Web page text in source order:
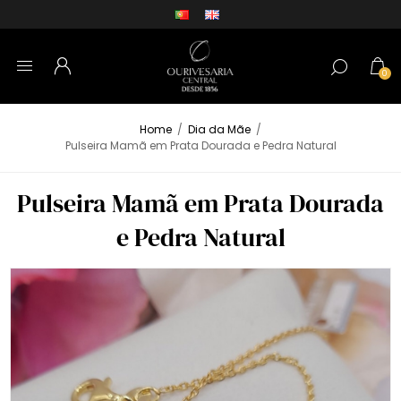
0
Home / Dia da Mãe /
Pulseira Mamã em Prata Dourada e Pedra Natural
Pulseira Mamã em Prata Dourada
e Pedra Natural